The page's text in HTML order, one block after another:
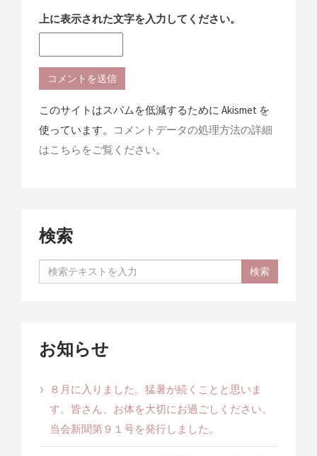
上に表示された文字を入力してください。
このサイトはスパムを低減するために Akismet を
使っています。
コメントデータの処理方法の詳細
はこちらをご覧ください。
検索
お知らせ
８月に入りました。猛暑が続くことと思いま
す。皆さん、お体を大切にお過ごしください。
当会新聞第９１号を発行しました。